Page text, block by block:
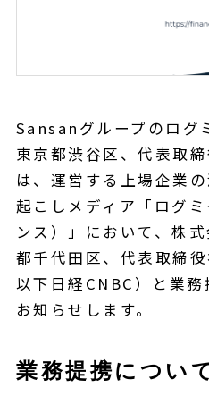
Sansanグループのログ
東京都渋谷区、代表取
は、運営する上場企業
起こしメディア「ログ
ンス）」において、株
都千代田区、代表取締
以下日経CNBC）と業
お知らせします。
業務提携につい